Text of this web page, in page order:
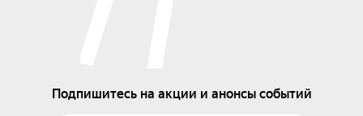
Подпишитесь на акции и анонсы событий